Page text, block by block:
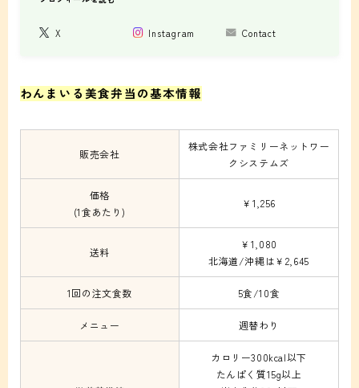
X Instagram Contact
わんまいる美食弁当の基本情報
販売会社
株式会社ファミリーネットワー
クシステムズ
価格
(1食あたり)
￥1,256
送料
￥1,080
北海道/沖縄は￥2,645
1回の注文食数 5食/10食
メニュー 週替わり
カロリー300kcal以下
たんぱく質15g以上